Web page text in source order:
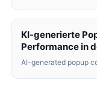
KI-generierte
Performance in
AI-generated popup